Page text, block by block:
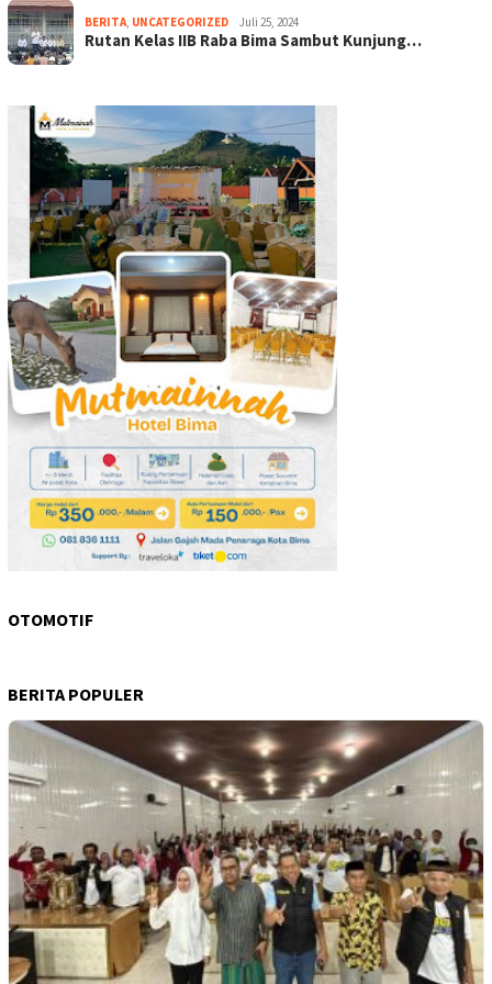
BERITA, UNCATEGORIZED Juli 25, 2024
Rutan Kelas IIB Raba Bima Sambut Kunjung…
OTOMOTIF
BERITA POPULER